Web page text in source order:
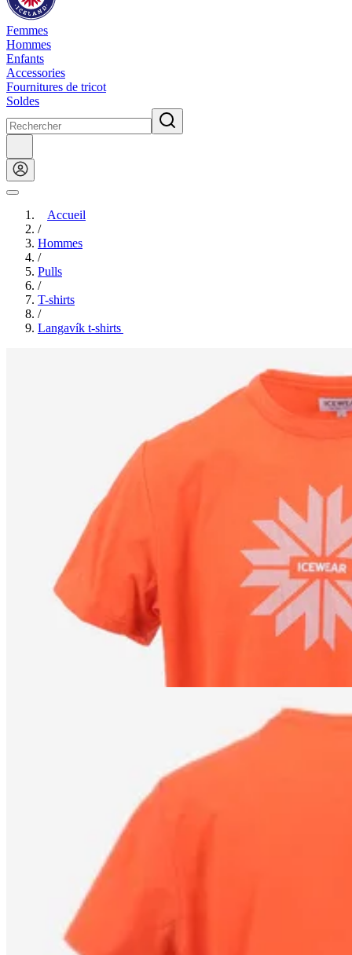
Femmes
Hommes
Enfants
Accessories
Fournitures de tricot
Soldes
Accueil
/
Hommes
/
Pulls
/
T-shirts
/
Langavík t-shirts